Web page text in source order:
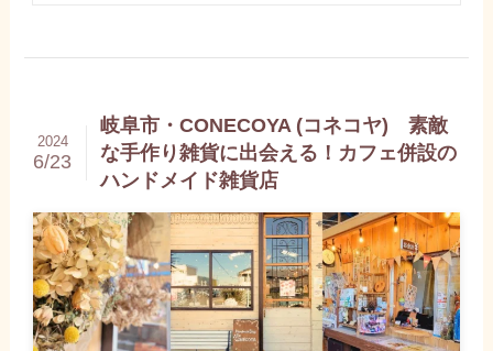
岐阜市・CONECOYA (コネコヤ) 素敵
な手作り雑貨に出会える！カフェ併設の
ハンドメイド雑貨店
2024
6/23